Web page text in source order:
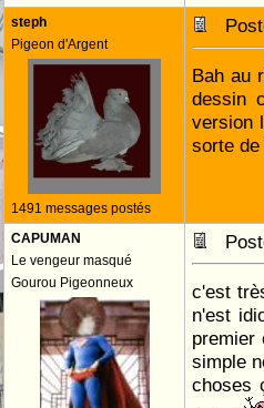
steph
Pigeon d'Argent
1491 messages postés
Bah au
dessin
version
sorte
CAPUMAN
Le vengeur masqué
Gourou Pigeonneux
c'est
n'est
premier
simple
choses